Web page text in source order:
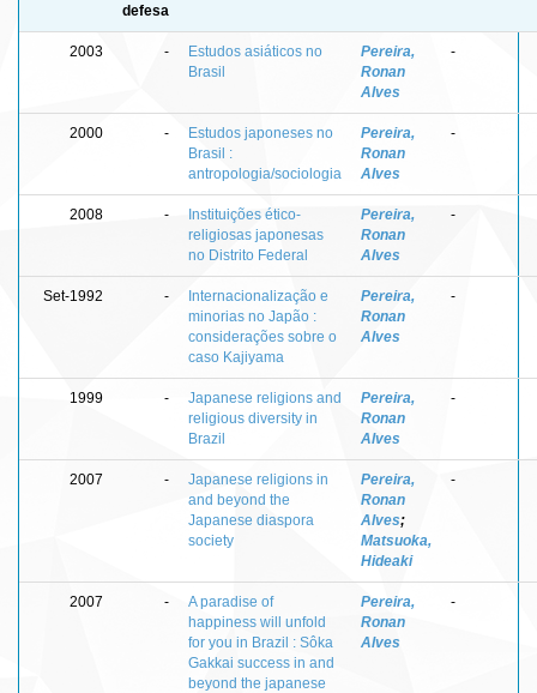
defesa
2003 -
Estudos asiáticos no
Brasil
Pereira,
Ronan
Alves
-
2000 -
Estudos japoneses no
Brasil :
antropologia/sociologia
Pereira,
Ronan
Alves
-
2008 -
Instituições ético-
religiosas japonesas
no Distrito Federal
Pereira,
Ronan
Alves
-
Set-1992 -
Internacionalização e
minorias no Japão :
considerações sobre o
caso Kajiyama
Pereira,
Ronan
Alves
-
1999 -
Japanese religions and
religious diversity in
Brazil
Pereira,
Ronan
Alves
-
2007 -
Japanese religions in
and beyond the
Japanese diaspora
society
Pereira,
Ronan
Alves;
Matsuoka,
Hideaki
-
2007 -
A paradise of
happiness will unfold
for you in Brazil : Sôka
Gakkai success in and
beyond the japanese
Pereira,
Ronan
Alves
-